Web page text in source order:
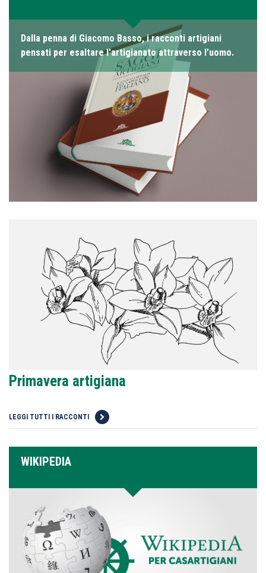
Dalla penna di Giacomo Basso, i racconti artigiani
pensati per esaltare l’artigianato attraverso l’uomo.
Primavera artigiana
LEGGI TUTTI I RACCONTI
WIKIPEDIA